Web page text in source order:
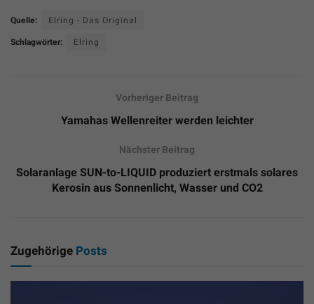
Quelle:
Elring - Das Original
Schlagwörter:
Elring
Vorheriger Beitrag
Yamahas Wellenreiter werden leichter
Nächster Beitrag
Solaranlage SUN-to-LIQUID produziert erstmals solares
Kerosin aus Sonnenlicht, Wasser und CO2
Zugehörige Posts